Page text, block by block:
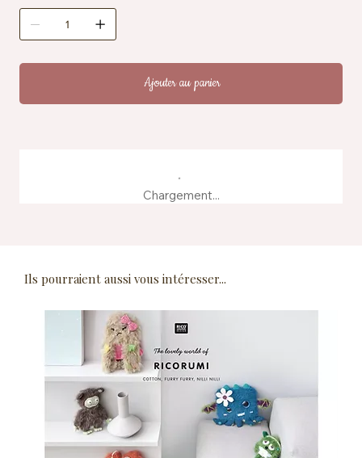
Ajouter au panier
Chargement...
Ils pourraient aussi vous intéresser...